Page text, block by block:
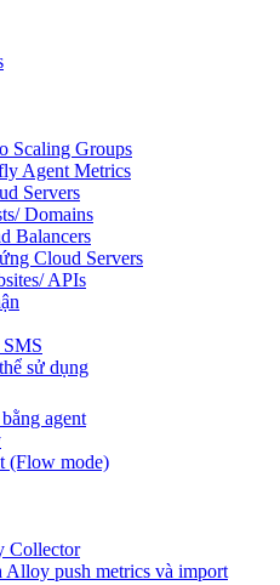
Scaling Groups
Agent Metrics
Servers
Domains
Balancers
Cloud Servers
APIs
SMS
sử dụng
agent
(Flow mode)
Collector
Alloy push metrics và import